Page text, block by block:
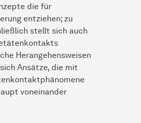
die für
entziehen; zu
stellt sich auch
Herangehensweisen
Ansätze, die mit
voneinander